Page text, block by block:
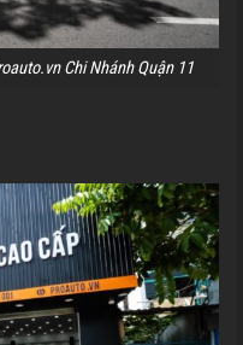
Chi Nhánh Quận 11